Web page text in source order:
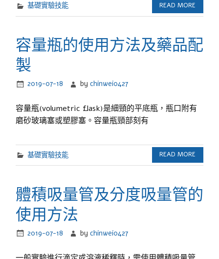
基礎實驗技能 READ MORE
容量瓶的使用方法及藥品配
製
2019-07-18 bychinwei0427
容量瓶(volumetric flask)是細頸的平底瓶，瓶口附有
磨砂玻璃塞或塑膠塞。容量瓶頸部刻有
基礎實驗技能 READ MORE
體積吸量管及分度吸量管的
使用方法
2019-07-18 bychinwei0427